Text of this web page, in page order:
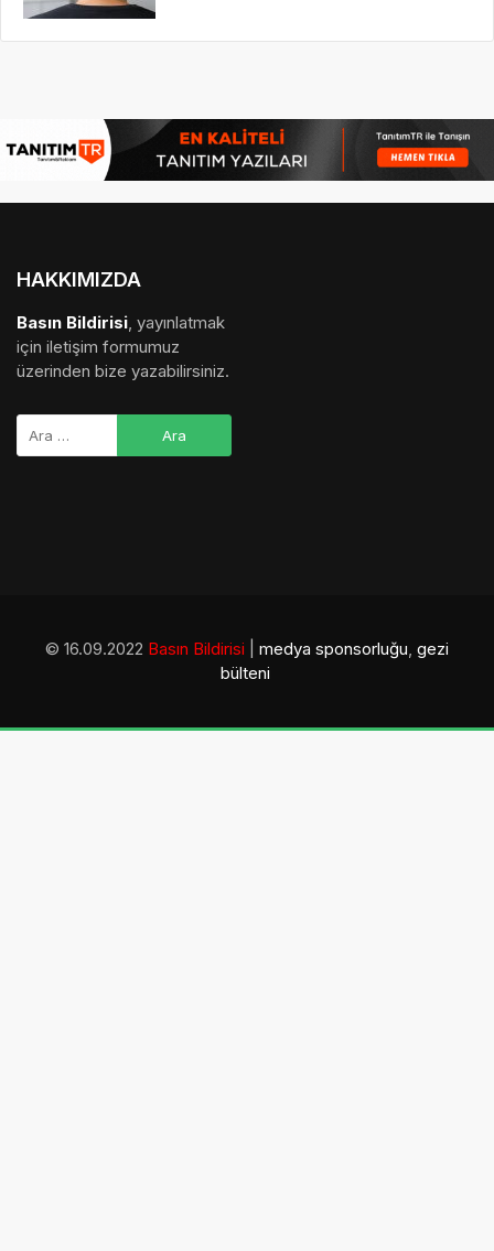
HAKKIMIZDA
Basın Bildirisi, yayınlatmak
için iletişim formumuz
üzerinden bize yazabilirsiniz.
© 16.09.2022 Basın Bildirisi medya sponsorluğu, gezi
bülteni